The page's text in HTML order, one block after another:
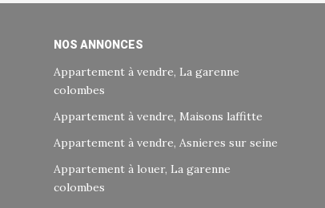
NOS ANNONCES
Appartement à vendre, La garenne
colombes
Appartement à vendre, Maisons laffitte
Appartement à vendre, Asnieres sur seine
Appartement à louer, La garenne
colombes